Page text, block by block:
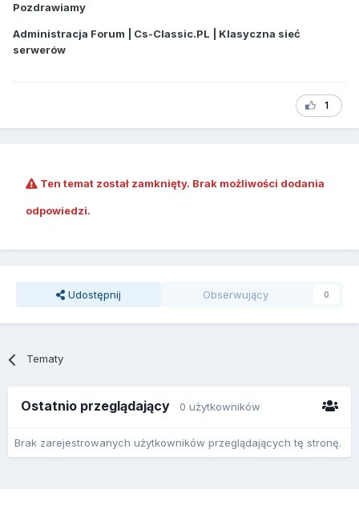
Pozdrawiamy
Administracja Forum | Cs-Classic.PL | Klasyczna sieć
serwerów
1
Ten temat został zamknięty. Brak możliwości dodania
odpowiedzi.
Udostępnij Obserwujący 0
Tematy
Ostatnio przeglądający 0 użytkowników
Brak zarejestrowanych użytkowników przeglądających tę stronę.